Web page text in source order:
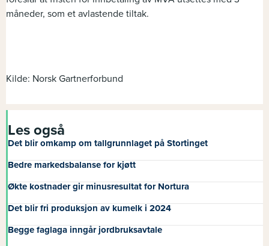
måneder, som et avlastende tiltak.
Kilde: Norsk Gartnerforbund
Les også
Det blir omkamp om tallgrunnlaget på Stortinget
Bedre markedsbalanse for kjøtt
Økte kostnader gir minusresultat for Nortura
Det blir fri produksjon av kumelk i 2024
Begge faglaga inngår jordbruksavtale